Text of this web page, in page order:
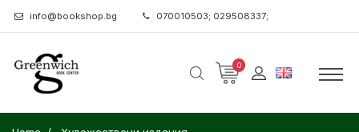
info@bookshop.bg 070010503; 029508337;
0